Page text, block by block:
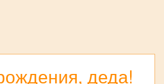
деда!